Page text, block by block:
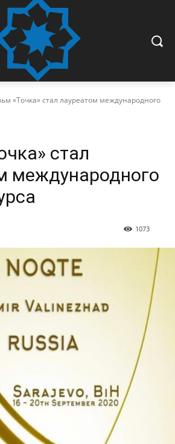
«Точка» стал лауреатом международного
стал
международного
1073